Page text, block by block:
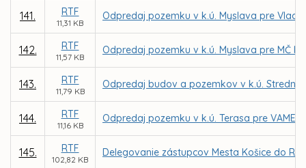
141. RTF
11,31 KB
Odpredaj pozemku v k.ú. Myslava pre
142. RTF
11,57 KB
Odpredaj pozemku v k.ú. Myslava pre MČ
143. RTF
11,79 KB
Odpredaj budov a pozemkov v k.ú. Stredné
144. RTF
11,16 KB
Odpredaj pozemku v k.ú. Terasa pre VAMEX,
145. RTF
102,82 KB
Delegovanie zástupcov Mesta Košice do